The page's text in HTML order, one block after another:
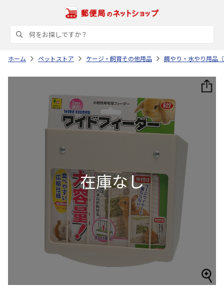
ホーム ペットストア ケージ・飼育その他用品 餌やり・水やり用品